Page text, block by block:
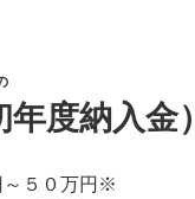
度納入金）
～５０万円※